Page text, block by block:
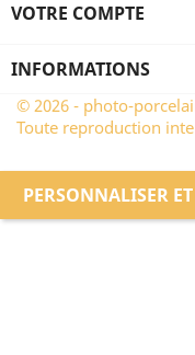
VOTRE COMPTE
INFORMATIONS
© 2026 - photo-
Toute reproduction
PERSONNALISER